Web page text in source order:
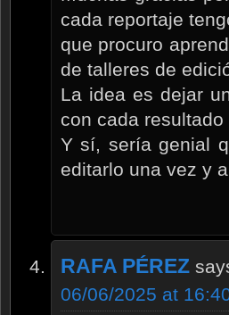
cada reportaje
que procuro
de talleres de
La idea es dejar
con cada
Y sí, sería genial
editarlo una vez y
RAFA PÉREZ
06/06/2025 at